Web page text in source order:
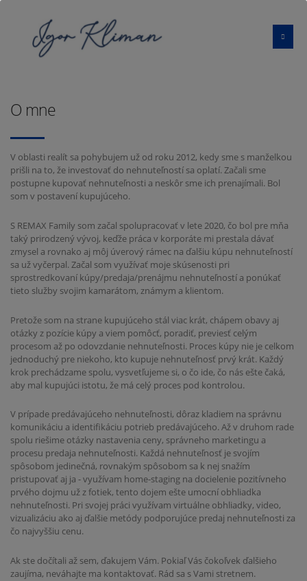
O mne
V oblasti realít sa pohybujem už od roku 2012, kedy sme s manželkou
prišli na to, že investovať do nehnuteľností sa oplatí. Začali sme
postupne kupovať nehnuteľnosti a neskôr sme ich prenajímali. Bol
som v postavení kupujúceho.
S REMAX Family som začal spolupracovať v lete 2020, čo bol pre mňa
taký prirodzený vývoj, keďže práca v korporáte mi prestala dávať
zmysel a rovnako aj môj úverový rámec na ďalšiu kúpu nehnuteľností
sa už vyčerpal. Začal som využívať moje skúsenosti pri
sprostredkovaní kúpy/predaja/prenájmu nehnuteľností a ponúkať
tieto služby svojim kamarátom, známym a klientom.
Pretože som na strane kupujúceho stál viac krát, chápem obavy aj
otázky z pozície kúpy a viem pomôcť, poradiť, previesť celým
procesom až po odovzdanie nehnuteľnosti. Proces kúpy nie je celkom
jednoduchý pre niekoho, kto kupuje nehnuteľnosť prvý krát. Každý
krok prechádzame spolu, vysvetľujeme si, o čo ide, čo nás ešte čaká,
aby mal kupujúci istotu, že má celý proces pod kontrolou.
V prípade predávajúceho nehnuteľnosti, dôraz kladiem na správnu
komunikáciu a identifikáciu potrieb predávajúceho. Až v druhom rade
spolu riešime otázky nastavenia ceny, správneho marketingu a
procesu predaja nehnuteľnosti. Každá nehnuteľnosť je svojím
spôsobom jedinečná, rovnakým spôsobom sa k nej snažím
pristupovať aj ja - využívam home-staging na docielenie pozitívneho
prvého dojmu už z fotiek, tento dojem ešte umocní obhliadka
nehnuteľnosti. Pri svojej práci využívam virtuálne obhliadky, video,
vizualizáciu ako aj ďalšie metódy podporujúce predaj nehnuteľnosti za
čo najvyššiu cenu.
Ak ste dočítali až sem, ďakujem Vám. Pokiaľ Vás čokoľvek ďalšieho
zaujíma, neváhajte ma kontaktovať. Rád sa s Vami stretnem.